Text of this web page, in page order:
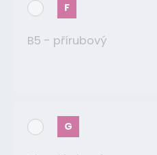
F
B5 - přírubový
G